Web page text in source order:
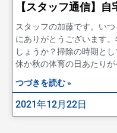
【スタッフ通信】
スタッフの加藤です。い
にありがとうございます
しょうか？掃除の時期と
休か秋の体育の日あたり
つづきを読む »
2021年12月22日